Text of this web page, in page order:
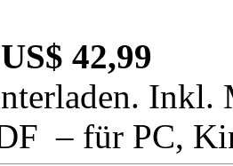
US$ 42,99
Inkl.
– für PC,